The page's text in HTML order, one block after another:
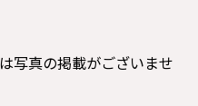
写真の掲載がございませ